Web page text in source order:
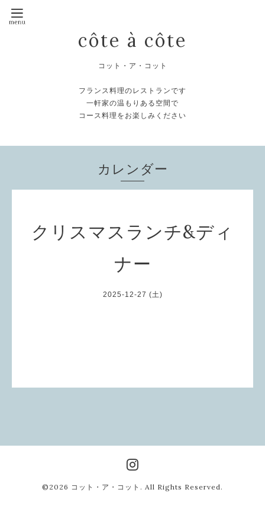
côte à côte
コット・ア・コット
フランス料理のレストランです
一軒家の温もりある空間で
コース料理をお楽しみください
カレンダー
クリスマスランチ&ディ
ナー
2025-12-27 (土)
©2026 コット・ア・コット . All Rights Reserved.